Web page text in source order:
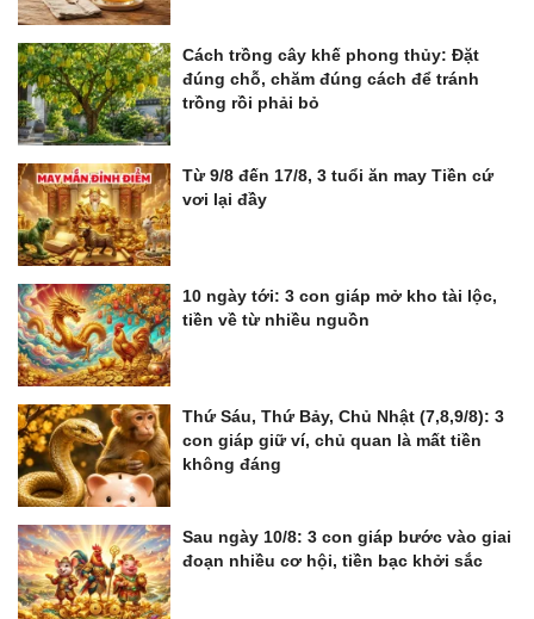
Cách trồng cây khế phong thủy: Đặt
đúng chỗ, chăm đúng cách để tránh
trồng rồi phải bỏ
Từ 9/8 đến 17/8, 3 tuổi ăn may Tiền cứ
vơi lại đầy
10 ngày tới: 3 con giáp mở kho tài lộc,
tiền về từ nhiều nguồn
Thứ Sáu, Thứ Bảy, Chủ Nhật (7,8,9/8): 3
con giáp giữ ví, chủ quan là mất tiền
không đáng
Sau ngày 10/8: 3 con giáp bước vào giai
đoạn nhiều cơ hội, tiền bạc khởi sắc